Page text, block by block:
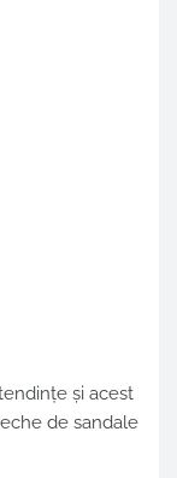
și acest
de sandale